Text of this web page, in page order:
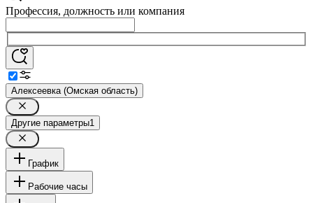
Профессия, должность или компания
Алексеевка (Омская область)
Другие параметры1
График
Рабочие часы